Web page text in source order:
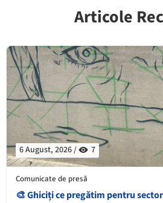
Articole
6 August, 2026 / 7
Comunicate de presă
🎨 Ghiciți ce pregătim pentru